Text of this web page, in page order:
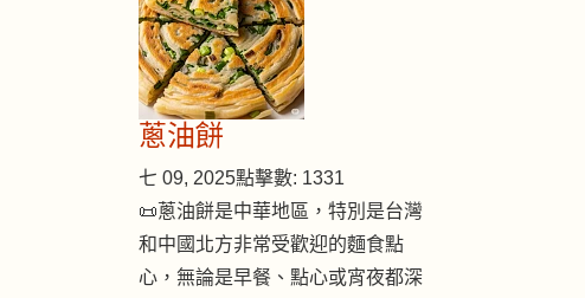
蔥油餅
七 09, 2025點擊數: 1331
📜蔥油餅是中華地區，特別是台灣
和中國北方非常受歡迎的麵食點
心，無論是早餐、點心或宵夜都深